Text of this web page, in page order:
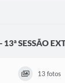
13ª SESSÃO
13 fotos